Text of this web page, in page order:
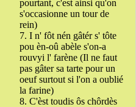
pourtant, c'est ainsi qu'on
s'occasionne un tour de
rein)
7. I n' fôt nén gâtér s' tôte
pou èn-oû abèle s'on-a
rouvyi l' farène (Il ne faut
pas gâter sa tarte pour un
oeuf surtout si l'on a oublié
la farine)
8. C'èst toudis ôs chôrdès